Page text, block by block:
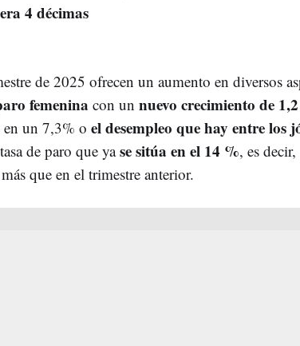
4 décimas
de 2025 ofrecen un aumento en diversos
femenina con un nuevo crecimiento de
en un 7,3% o el desempleo que hay entre los
de paro que yase sitúa en el 14 %, es
que en el trimestre anterior.